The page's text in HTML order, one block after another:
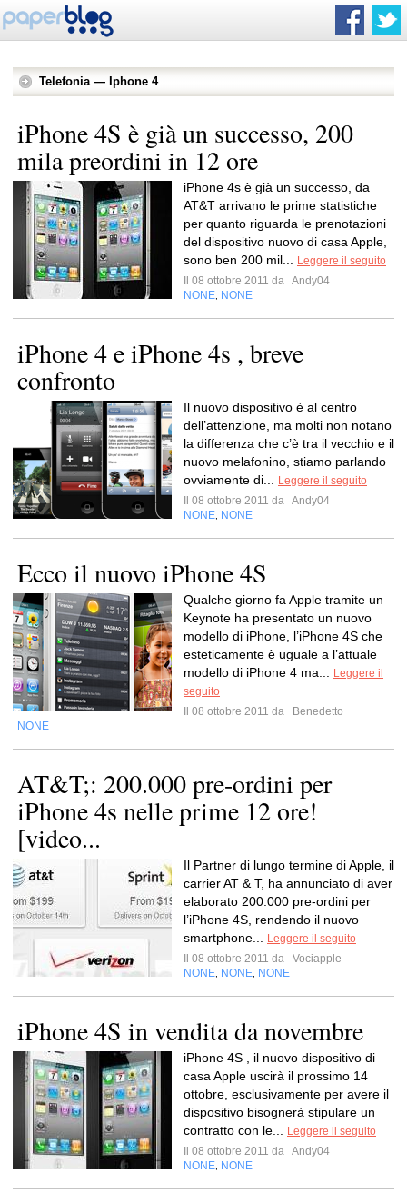
Telefonia — Iphone 4
iPhone 4S è già un successo, 200
mila preordini in 12 ore
iPhone 4s è già un successo, da
AT&T arrivano le prime statistiche
per quanto riguarda le prenotazioni
del dispositivo nuovo di casa Apple,
sono ben 200 mil...
Leggere il seguito
Il 08 ottobre 2011 da Andy04
NONE NONE
iPhone 4 e iPhone 4s , breve
confronto
Il nuovo dispositivo è al centro
dell’attenzione, ma molti non notano
la differenza che c’è tra il vecchio e il
nuovo melafonino, stiamo parlando
ovviamente di...
Leggere il seguito
Il 08 ottobre 2011 da Andy04
NONE NONE
Ecco il nuovo iPhone 4S
Qualche giorno fa Apple tramite un
Keynote ha presentato un nuovo
modello di iPhone, l’iPhone 4S che
esteticamente è uguale a l’attuale
modello di iPhone 4 ma...
Leggere il
seguito
Il 08 ottobre 2011 da
Benedetto
NONE
AT&T;: 200.000 pre-ordini per
iPhone 4s nelle prime 12 ore!
[video...
Il Partner di lungo termine di Apple, il
carrier AT & T, ha annunciato di aver
elaborato 200.000 pre-ordini per
l’iPhone 4S, rendendo il nuovo
smartphone...
Leggere il seguito
Il 08 ottobre 2011 da
Vociapple
NONE NONE NONE
iPhone 4S in vendita da novembre
iPhone 4S , il nuovo dispositivo di
casa Apple uscirà il prossimo 14
ottobre, esclusivamente per avere il
dispositivo bisognerà stipulare un
contratto con le...
Leggere il seguito
Il 08 ottobre 2011 da Andy04
NONE NONE